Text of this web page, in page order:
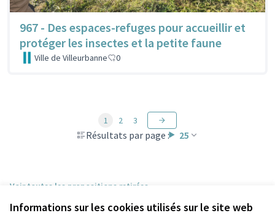
Informations sur les cookies utilisés sur le site web
967 - Des espaces-refuges pour accueillir et
protéger les insectes et la petite faune
Ville de Villeurbanne 0
Résultats par page : 25
1 2 3
Voir toutes les propositions retirées